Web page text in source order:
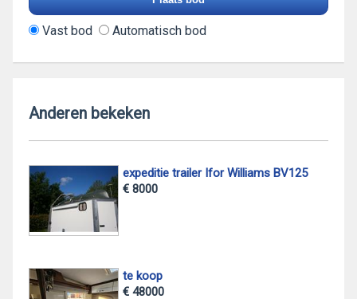
Vast bod Automatisch bod
Anderen bekeken
expeditie trailer Ifor Williams BV125
€ 8000
te koop
€ 48000